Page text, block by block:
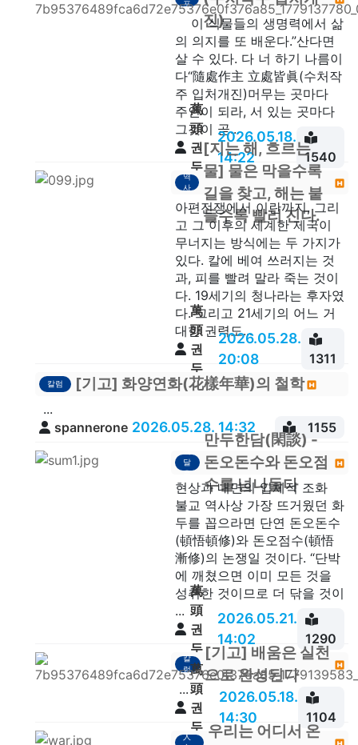
포
진)
이 식물들의 생명력에서 삶
의 의지를 또 배운다.”산다면
살 수 있다. 다 너 하기 나름이
다“隨處作主 立處皆眞(수처작
주 입처개진)머무는 곳마다
주인이 되라, 서 있는 곳마다
그것이 곧...
萬
頭
권
두
안
2026.05.18.
14:22
1540
역
사
[지는 해, 흐르는
물] 물은 막을수록
길을 찾고, 해는 붙
들수록 빨리 진다.
아편전쟁에서 이란까지, 그리
고 그 이후의 세계한 제국이
무너지는 방식에는 두 가지가
있다. 칼에 베여 쓰러지는 것
과, 피를 빨려 말라 죽는 것이
다. 19세기의 청나라는 후자였
다. 그리고 21세기의 어느 거
대한 권력도...
萬
頭
권
두
안
2026.05.28.
20:08
1311
칼럼 [기고] 화양연화(花樣年華)의 철학
...
spannerone 2026.05.28. 14:32 1155
달
음
만두한담(閑談) -
돈오돈수와 돈오점
수를 넘나들다
현상과 내면의 입체적 조화
불교 역사상 가장 뜨거웠던 화
두를 꼽으라면 단연 돈오돈수
(頓悟頓修)와 돈오점수(頓悟
漸修)의 논쟁일 것이다. “단박
에 깨쳤으면 이미 모든 것을
성취한 것이므로 더 닦을 것이
...
萬
頭
권
두
안
2026.05.21.
14:02
1290
칼
럼
[기고] 배움은 실천
으로 완성된다
...
萬
頭
권
두
2026.05.18.
14:30
1104
人
우리는 어디서 온